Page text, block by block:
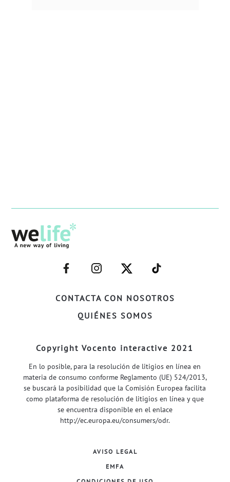
CONTACTA CON NOSOTROS
QUIÉNES SOMOS
–
FACEBOOK–
–
INSTAGRAM–
–
TWITTER–
–
WELIFE–
Copyright Vocento interactive 2021
En lo posible, para la resolución de litigios en línea en
materia de consumo conforme Reglamento (UE) 524/2013,
se buscará la posibilidad que la Comisión Europea facilita
como plataforma de resolución de litigios en línea y que
se encuentra disponible en el enlace
http://ec.europa.eu/consumers/odr.
AVISO LEGAL
EMFA